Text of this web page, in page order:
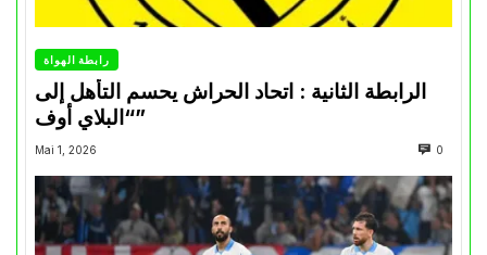
رابطة الهواة
الرابطة الثانية : اتحاد الحراش يحسم التأهل إلى
“البلاي أوف”
Mai 1, 2026 0